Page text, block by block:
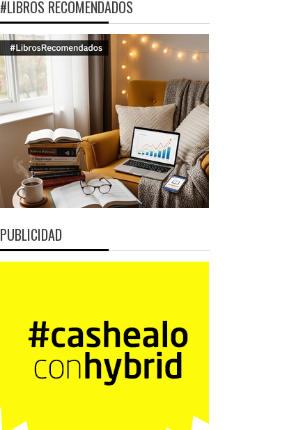
#LIBROS RECOMENDADOS
PUBLICIDAD